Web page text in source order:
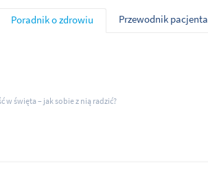
Poradnik o zdrowiu Przewodnik pacjenta
w święta – jak sobie z nią radzić?